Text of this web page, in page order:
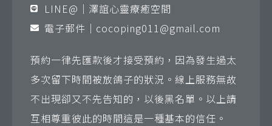
LINE@｜澤誼心靈療癒空間
電子郵件｜ cocoping011@gmail.com
預約一律先匯款後才接受預約，因為發生過太
多次留下時間被放鴿子的狀況。線上服務無故
不出現卻又不先告知的，以後黑名單。以上請
互相尊重彼此的時間這是一種基本的信任。